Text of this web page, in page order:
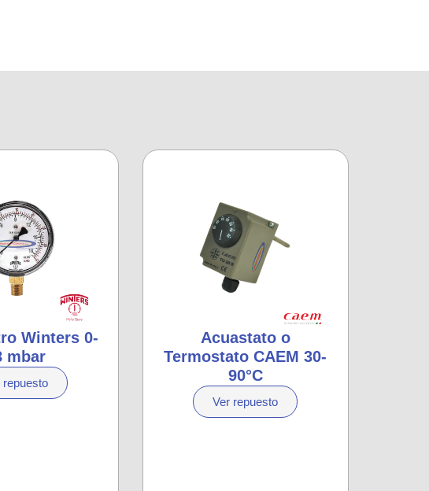
Winters 0-
mbar
repuesto
Acuastato o
Termostato CAEM 30-
90°C
Ver repuesto